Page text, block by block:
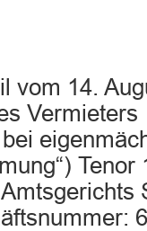
vom 14.
Tenor